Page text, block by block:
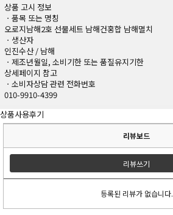
상품 고시 정보
ㆍ품목 또는 명칭
오로지남해2호 선물세트 남해건홍합 남해멸치
ㆍ생산자
인진수산 / 남해
ㆍ제조년월일, 소비기한 또는 품질유지기한
상세페이지 참고
ㆍ소비자상담 관련 전화번호
010-9910-4399
상품사용후기
리뷰보드
리뷰쓰기
등록된 리뷰가 없습니다.